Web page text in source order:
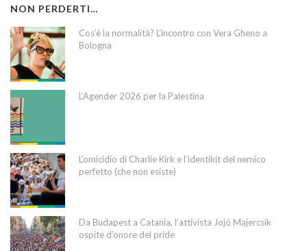
NON PERDERTI…
Cos’è la normalità? L’incontro con Vera Gheno a
Bologna
L’Agender 2026 per la Palestina
L’omicidio di Charlie Kirk e l’identikit del nemico
perfetto (che non esiste)
Da Budapest a Catania, l’attivista Jojó Majercsik
ospite d’onore del pride